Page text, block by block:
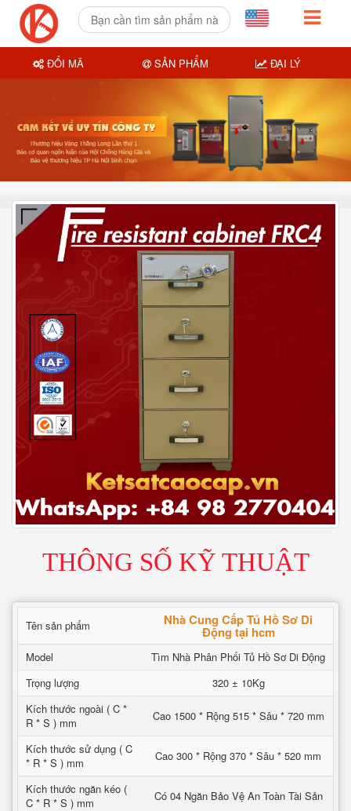
THÔNG SỐ KỸ THUẬT
Tên sản phẩm Nhà Cung Cấp Tủ Hồ Sơ Di
Động tại hcm
Model
Tìm Nhà Phân Phối Tủ Hồ Sơ Di Động
Trọng lượng
320 ± 10Kg
Kích thước ngoài ( C *
R * S ) mm
Cao 1500 * Rộng 515 * Sâu * 720 mm
Kích thước sử dụng ( C
* R * S ) mm
Cao 300 * Rộng 370 * Sâu * 520 mm
Kích thước ngăn kéo (
C * R * S ) mm
Có 04 Ngăn Bảo Vệ An Toàn Tài Sản
ĐỔI MÃ SẢN PHẨM ĐẠI LÝ